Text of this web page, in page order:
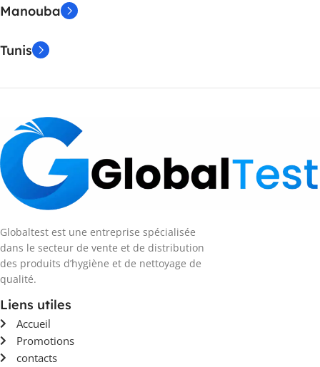
Manouba
Tunis
Globaltest est une entreprise spécialisée
dans le secteur de vente et de distribution
des produits d’hygiène et de nettoyage de
qualité.
Liens utiles
Accueil
Promotions
contacts